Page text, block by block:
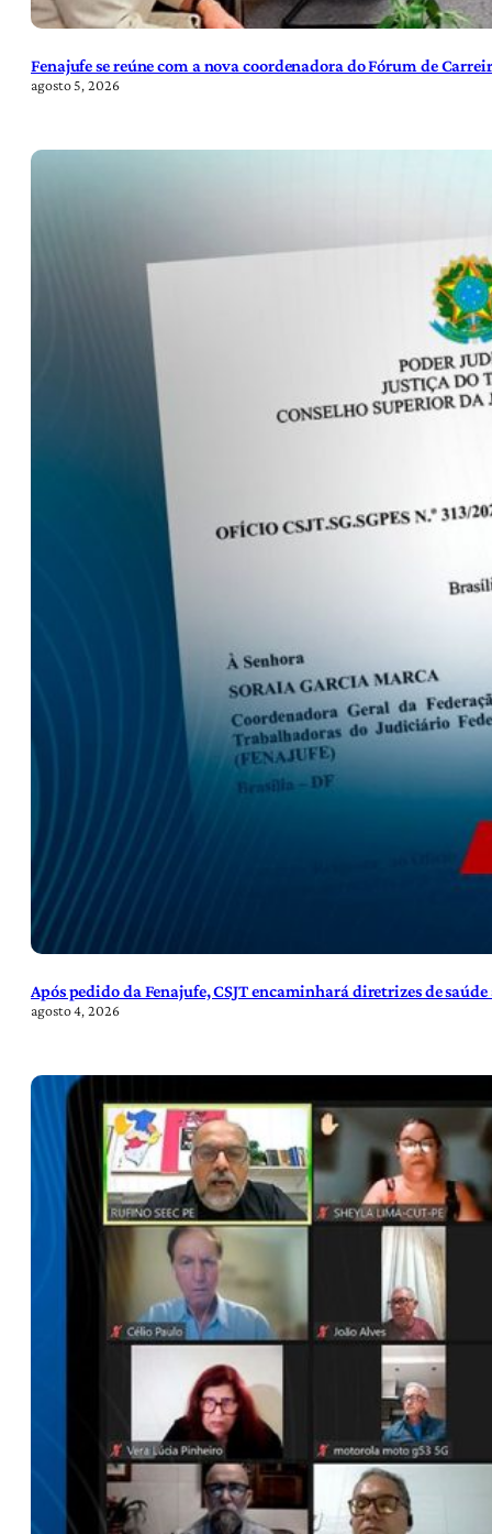
Fenajufe se reúne com a nova coordenadora do Fórum de
agosto 5, 2026
Após pedido da Fenajufe, CSJT encaminhará diretrizes de
agosto 4, 2026